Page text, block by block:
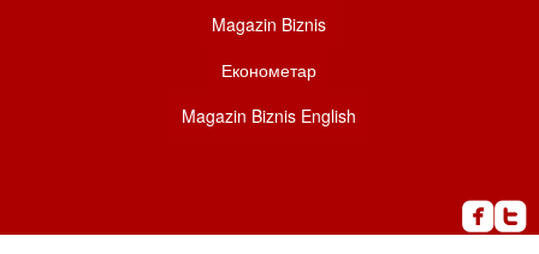
Magazin Biznis
Економетар
Magazin Biznis English